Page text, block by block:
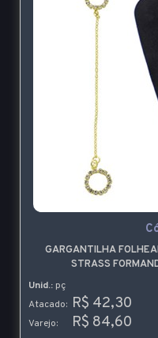
GARGANTILHA
STRASS
Unid.: pç
Atacado: R$ 42,30
Varejo: R$ 84,60